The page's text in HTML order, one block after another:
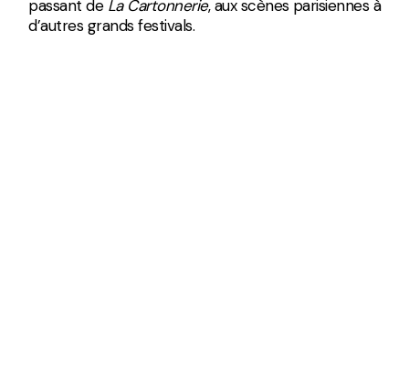
passant de La Cartonnerie, aux scènes parisiennes à
d’autres grands festivals.